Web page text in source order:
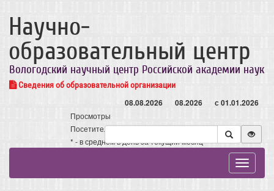
Научно-
образовательный центр
Вологодский научный центр Российской академии наук
Сведения об образовательной организации
08.08.2026 08.2026 с 01.01.2026
Просмотры
Посетители
* - в среднем в день за текущий месяц
Toggle